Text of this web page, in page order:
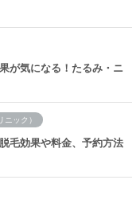
が気になる！たるみ・ニ
ニック）
毛効果や料金、予約方法